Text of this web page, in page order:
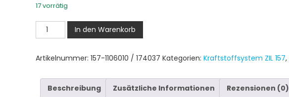
17 vorrätig
Benzinpumpe,
Kraftstoffpumpe
157
Menge
In den Warenkorb
Artikelnummer: 157-1106010 / 174037 Kategorien: Kraftstoffsystem ZIL 157,
Beschreibung Zusätzliche Informationen Rezensionen (0)